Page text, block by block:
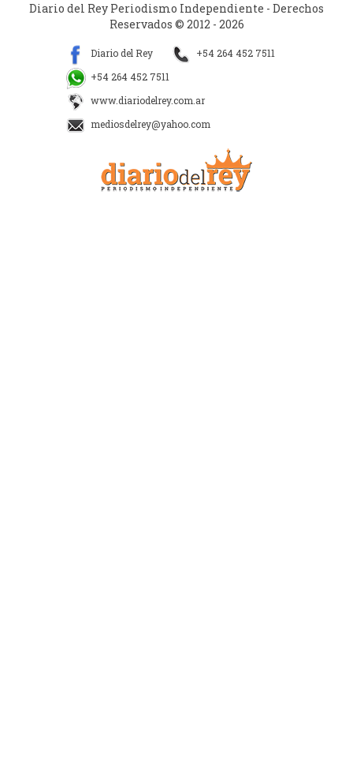
Diario del Rey Periodismo Independiente - Derechos
Reservados © 2012 - 2026
Diario del Rey
+54 264 452 7511
+54 264 452 7511
www.diariodelrey.com.ar
mediosdelrey@yahoo.com